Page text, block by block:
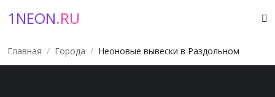
1NEON.RU
Главная Города Неоновые вывески в Раздольном